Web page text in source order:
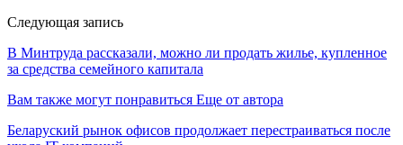
Следующая запись
В Минтруда рассказали, можно ли продать жилье, купленное
за средства семейного капитала
Вам также могут понравиться Еще от автора
Беларуский рынок офисов продолжает перестраиваться после